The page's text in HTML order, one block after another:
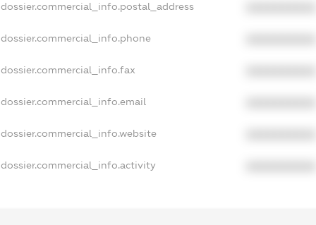
dossier.commercial_info.postal_address
dossier.commercial_info.phone
dossier.commercial_info.fax
dossier.commercial_info.email
dossier.commercial_info.website
dossier.commercial_info.activity